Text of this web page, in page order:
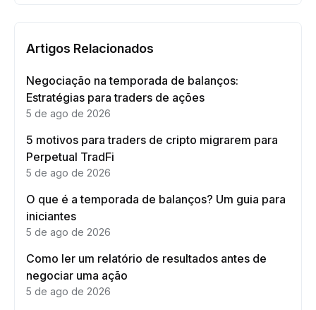
Artigos Relacionados
Negociação na temporada de balanços:
Estratégias para traders de ações
5 de ago de 2026
5 motivos para traders de cripto migrarem para
Perpetual TradFi
5 de ago de 2026
O que é a temporada de balanços? Um guia para
iniciantes
5 de ago de 2026
Como ler um relatório de resultados antes de
negociar uma ação
5 de ago de 2026